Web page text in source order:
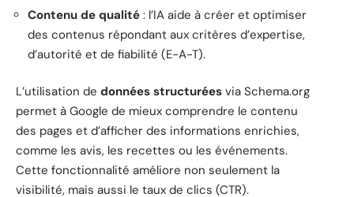
Contenu de qualité : l’IA aide à créer et optimiser
des contenus répondant aux critères d’expertise,
d’autorité et de fiabilité (E-A-T).
L’utilisation de données structurées via Schema.org
permet à Google de mieux comprendre le contenu
des pages et d’afficher des informations enrichies,
comme les avis, les recettes ou les événements.
Cette fonctionnalité améliore non seulement la
visibilité, mais aussi le taux de clics (CTR).